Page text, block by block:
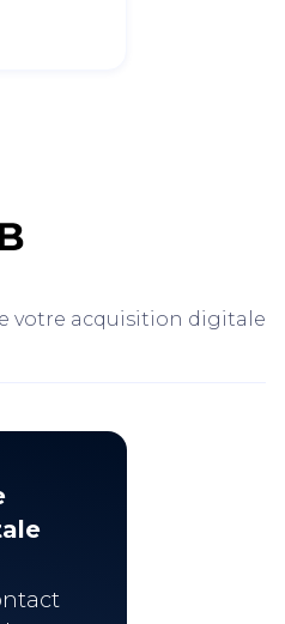
votre acquisition digitale